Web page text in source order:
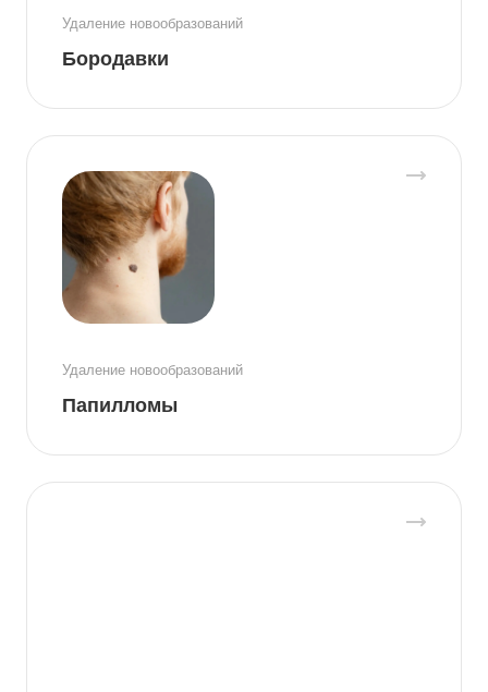
Удаление новообразований
Бородавки
Удаление новообразований
Папилломы